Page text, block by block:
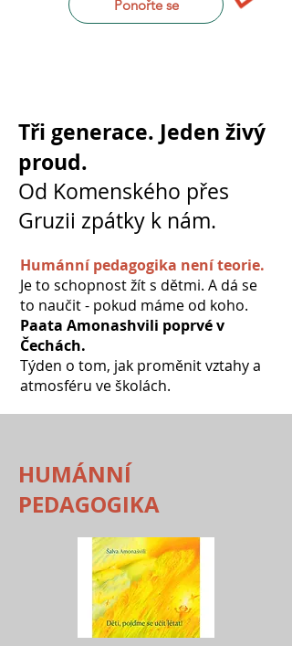
Ponořte se
Tři generace. Jeden živý
proud.
Od Komenského přes
Gruzii zpátky k nám.
Humánní pedagogika není teorie.
Je to schopnost žít s dětmi. A dá se
to naučit - pokud máme od koho.
Paata Amonashvili poprvé v
Čechách.
Týden o tom, jak proměnit vztahy a
atmosféru ve školách.
HUMÁNNÍ
PEDAGOGIKA